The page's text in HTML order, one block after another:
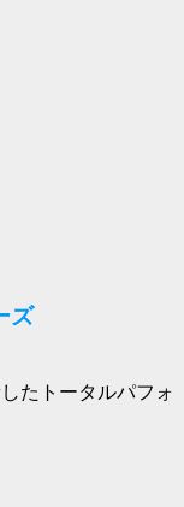
ズ
たトータルパフォ